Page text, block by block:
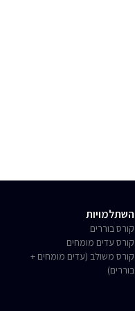
השתלמויות
קורס בוררים
קורס עדים מומחים
קורס משולב (עדים מומחים +
בוררים)